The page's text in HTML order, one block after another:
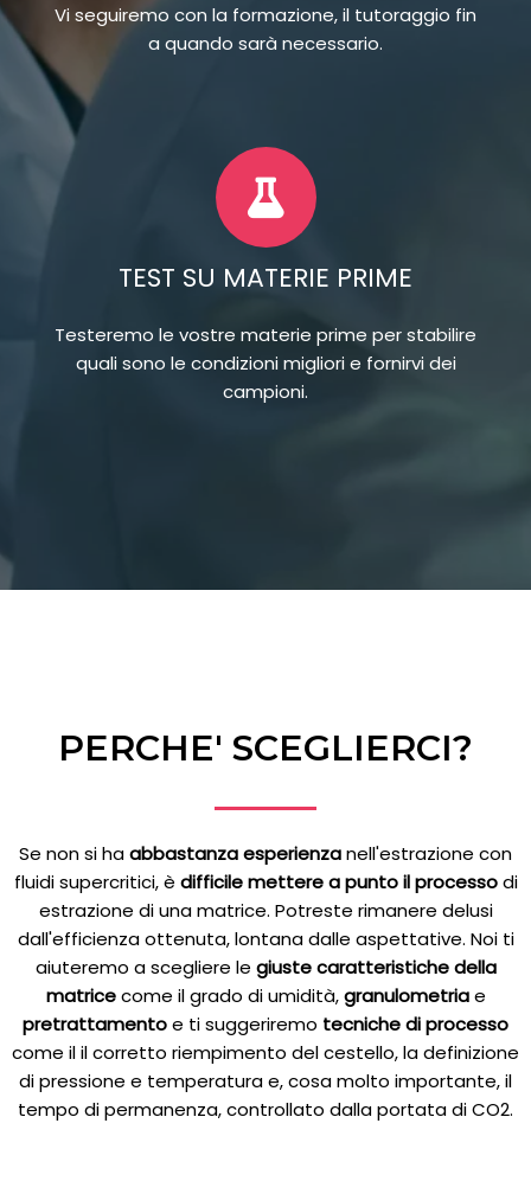
Vi seguiremo con la formazione, il tutoraggio fin
a quando sarà necessario.
TEST SU MATERIE PRIME
Testeremo le vostre materie prime per stabilire
quali sono le condizioni migliori e fornirvi dei
campioni.
PERCHE' SCEGLIERCI?
Se non si haabbastanza esperienzanell'estrazione con
fluidi supercritici, è difficile mettere a punto il processodi
estrazione di una matrice. Potreste rimanere delusi
dall'efficienza ottenuta, lontana dalle aspettative. Noi ti
aiuteremo a scegliere le giuste caratteristiche della
matricecome il grado di umidità,granulometriae
pretrattamentoe ti suggeriremo tecniche di processo
come il il corretto riempimento del cestello, la definizione
di pressione e temperatura e, cosa molto importante, il
tempo di permanenza, controllato dalla portata di CO2.